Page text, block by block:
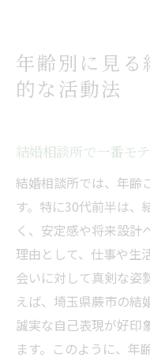
年齢別に見る
的な活動法
結婚相談所で一番モ
結婚相談所では、年齢
す。特に30代前半は、
く、安定感や将来設計
理由として、仕事や生
会いに対して真剣な姿
えば、埼玉県蕨市の結
誠実な自己表現が好印
ます。このように、年